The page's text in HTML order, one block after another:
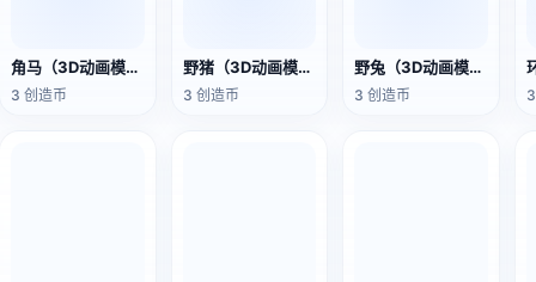
角马（3D动画模型）
3 创造币
野猪（3D动画模型）
3 创造币
野兔（3D动画模型）
3 创造币